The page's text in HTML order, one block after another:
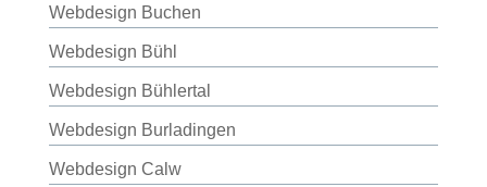
Webdesign Buchen
Webdesign Bühl
Webdesign Bühlertal
Webdesign Burladingen
Webdesign Calw